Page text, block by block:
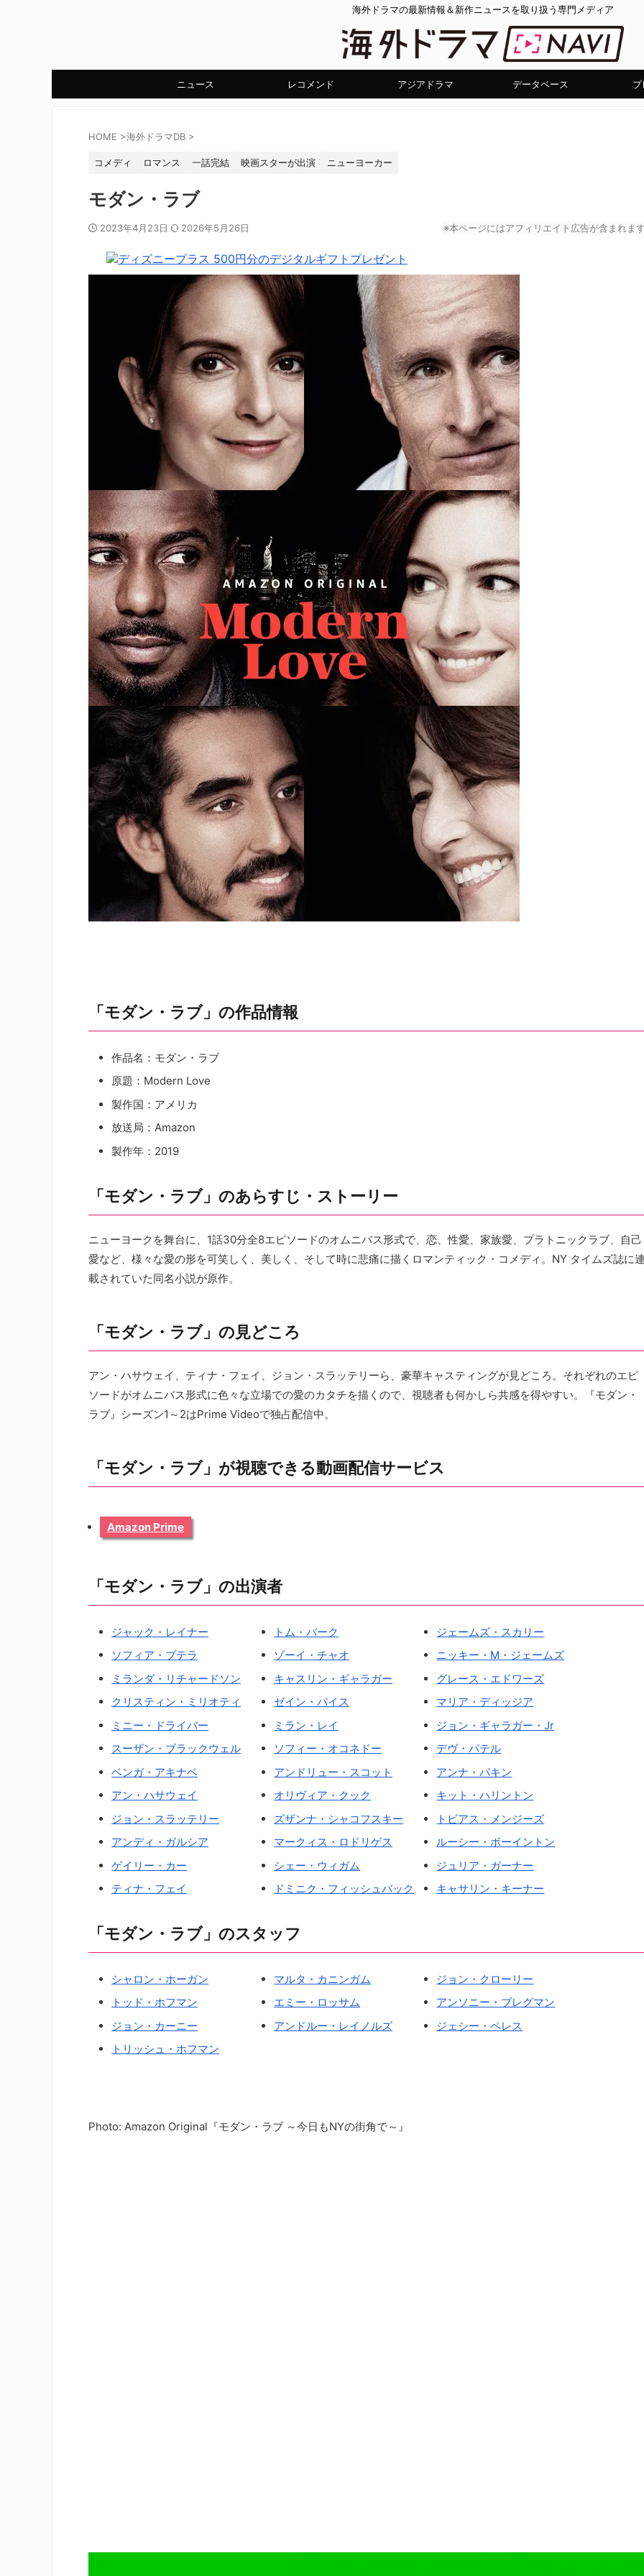
海外ドラマの最新情報＆新作ニュースを取り扱う専門メディア
ニュース レコメンド アジアドラマ データベース
HOME >海外ドラマDB >
コメディ ロマンス 一話完結 映画スターが出演 ニューヨーカー
モダン・ラブ
2023年4月23日 2026年5月26日 ※本ページにはアフィリエイト広告が含まれま
「モダン・ラブ」の作品情報
作品名：モダン・ラブ
原題：Modern Love
製作国：アメリカ
放送局：Amazon
製作年：2019
「モダン・ラブ」のあらすじ・ストーリー
ニューヨークを舞台に、1話30分全8エピソードのオムニバス形式で、恋、性愛、家族愛、プラトニックラブ、自己
愛など、様々な愛の形を可笑しく、美しく、そして時に悲痛に描くロマンティック・コメディ。NY タイムズ誌に
載されていた同名小説が原作。
「モダン・ラブ」の見どころ
アン・ハサウェイ、ティナ・フェイ、ジョン・スラッテリーら、豪華キャスティングが見どころ。それぞれのエピ
ソードがオムニバス形式に色々な立場での愛のカタチを描くので、視聴者も何かしら共感を得やすい。『モダン・
ラブ』シーズン1～2はPrime Videoで独占配信中。
「モダン・ラブ」が視聴できる動画配信サービス
Amazon Prime
「モダン・ラブ」の出演者
ジャック・レイナー トム・バーク
ジェームズ・スカリー
ソフィア・ブテラ
ゾーイ・チャオ
ニッキー・M・ジェームズ
ミランダ・リチャードソン
キャスリン・ギャラガー
グレース・エドワーズ
クリスティン・ミリオティ
ゼイン・パイス
マリア・ディッジア
ミニー・ドライバー
ミラン・レイ
ジョン・ギャラガー・Jr
スーザン・ブラックウェル
ソフィー・オコネドー
デヴ・パテル
ベンガ・アキナベ
アンドリュー・スコット
アンナ・パキン
アン・ハサウェイ
オリヴィア・クック
キット・ハリントン
ジョン・スラッテリー
ズザンナ・シャコフスキー
トビアス・メンジーズ
アンディ・ガルシア
マークィス・ロドリゲス
ルーシー・ボーイントン
ゲイリー・カー
シェー・ウィガム
ジュリア・ガーナー
ティナ・フェイ
ドミニク・フィッシュバック キャサリン・キーナー
「モダン・ラブ」のスタッフ
シャロン・ホーガン マルタ・カニンガム
ジョン・クローリー
トッド・ホフマン
エミー・ロッサム
アンソニー・ブレグマン
ジョン・カーニー
アンドルー・レイノルズ
ジェシー・ペレス
トリッシュ・ホフマン
Photo: Amazon Original『モダン・ラブ ～今日もNYの街角で～』